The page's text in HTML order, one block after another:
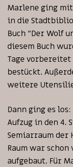
Marlene ging
in die
Buch “Der Wolf
diesem Buch
Tage vorbereitet
bestückt.
weitere
Dann ging es
Aufzug in den 4.
Semiarraum der
Raum war
aufgebaut. Für